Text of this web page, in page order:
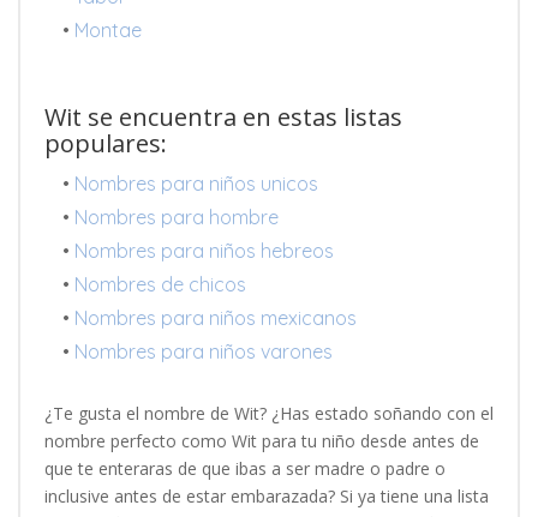
• Montae
Wit se encuentra en estas listas
populares:
• Nombres para niños unicos
• Nombres para hombre
• Nombres para niños hebreos
• Nombres de chicos
• Nombres para niños mexicanos
• Nombres para niños varones
¿Te gusta el nombre de Wit? ¿Has estado soñando con el
nombre perfecto como Wit para tu niño desde antes de
que te enteraras de que ibas a ser madre o padre o
inclusive antes de estar embarazada? Si ya tiene una lista